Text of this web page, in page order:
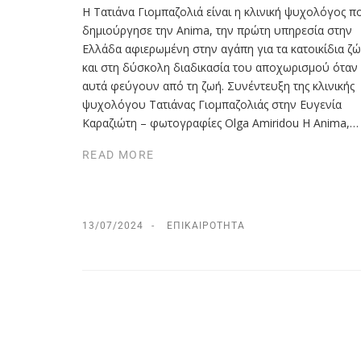
Η Τατιάνα Γιομπαζολιά είναι η κλινική ψυχολόγος
δημιούργησε την Anima, την πρώτη υπηρεσία στην
Ελλάδα αφιερωμένη στην αγάπη για τα κατοικίδια
και στη δύσκολη διαδικασία του αποχωρισμού όταν
αυτά φεύγουν από τη ζωή. Συνέντευξη της κλινικής
ψυχολόγου Τατιάνας Γιομπαζολιάς στην Ευγενία
Καραζιώτη – φωτογραφίες Olga Amiridou Η Anima,…
READ MORE
13/07/2024 ΕΠΙΚΑΙΡΌΤΗΤΑ